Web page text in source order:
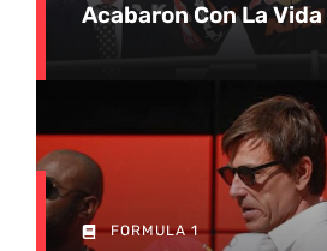
Acabaron Con La Vida
FORMULA 1